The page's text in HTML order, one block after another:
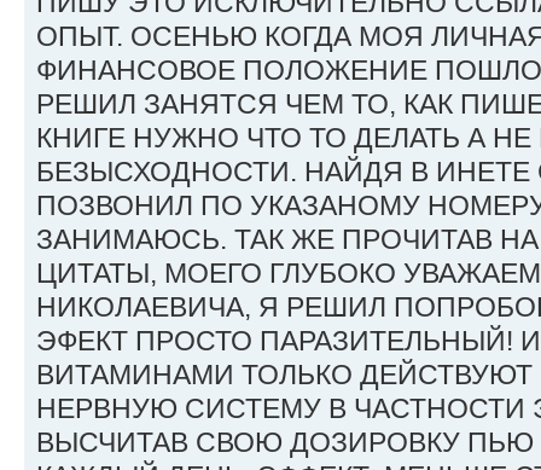
ОПЫТ. ОСЕНЬЮ КОГДА МОЯ
ФИНАНСОВОЕ ПОЛОЖЕНИЕ ПОШЛО
РЕШИЛ ЗАНЯТСЯ ЧЕМ ТО, КАК
КНИГЕ НУЖНО ЧТО ТО ДЕЛАТЬ А НЕ
БЕЗЫСХОДНОСТИ. НАЙДЯ В ИНЕТЕ
ПОЗВОНИЛ ПО УКАЗАНОМУ
ЗАНИМАЮСЬ. ТАК ЖЕ ПРОЧИТАВ
ЦИТАТЫ, МОЕГО ГЛУБОКО
НИКОЛАЕВИЧА, Я РЕШИЛ
ЭФЕКТ ПРОСТО ПАРАЗИТЕЛЬНЫЙ!
ВИТАМИНАМИ ТОЛЬКО
НЕРВНУЮ СИСТЕМУ В ЧАСТНОСТИ
ВЫСЧИТАВ СВОЮ ДОЗИРОВКУ ПЬЮ